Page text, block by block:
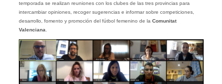
temporada se realizan reuniones con los clubes de las tres provincias para
intercambiar opiniones, recoger sugerencias e informar sobre competiciones,
desarrollo, fomento y promoción del fútbol femenino de la Comunitat
Valenciana